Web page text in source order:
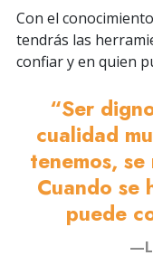
Con el
tendrás las
confiar y en quien
“Ser
cualidad
tenemos,
Cuando se
puede